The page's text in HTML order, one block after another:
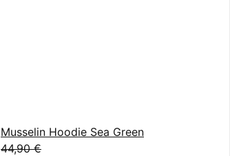
Musselin Hoodie Sea Green
44,90 €